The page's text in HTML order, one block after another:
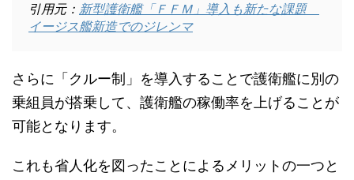
引用元： 新型護衛艦「ＦＦＭ」導入も新たな課題
イージス艦新造でのジレンマ
さらに「クルー制」を導入することで護衛艦に別の
乗組員が搭乗して、護衛艦の稼働率を上げることが
可能となります。
これも省人化を図ったことによるメリットの一つと